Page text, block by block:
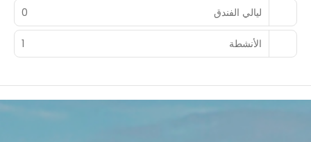
ليالي الفندق 0
الأنشطة 1